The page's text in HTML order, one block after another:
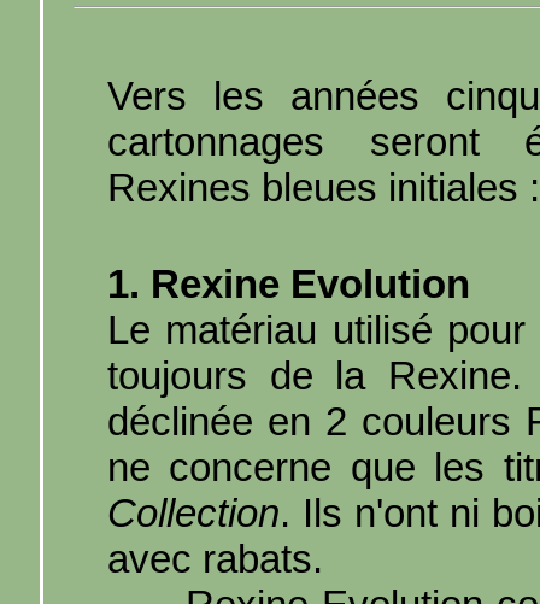
Vers les années
cartonnages seront
Rexines bleues initiales :
1. Rexine Evolution
Le matériau utilisé
toujours de la
déclinée en 2 couleurs
ne concerne que les
Collection. Ils n'ont ni
avec rabats.